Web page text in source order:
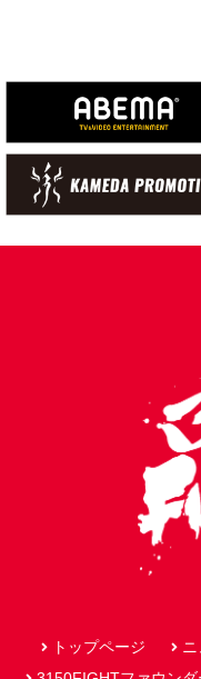
トップページ ニ